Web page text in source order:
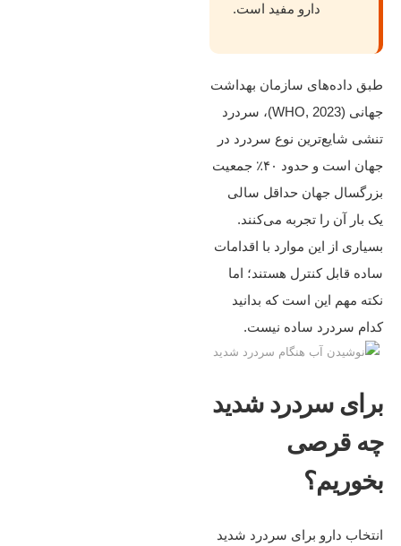
دارو مفید است.
طبق داده‌های سازمان بهداشت
جهانی (WHO, 2023)، سردرد
تنشی شایع‌ترین نوع سردرد در
جهان است و حدود ۴۰٪ جمعیت
بزرگسال جهان حداقل سالی
یک بار آن را تجربه می‌کنند.
بسیاری از این موارد با اقدامات
ساده قابل کنترل هستند؛ اما
نکته مهم این است که بدانید
کدام سردرد ساده نیست.
برای سردرد شدید
چه قرصی
بخوریم؟
انتخاب دارو برای سردرد شدید